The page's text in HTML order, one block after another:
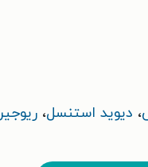
، دیوید استنسل،